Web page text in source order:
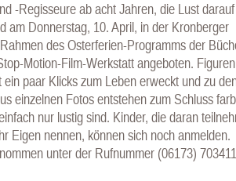
-Regisseure ab acht Jahren, die Lust
am Donnerstag, 10. April, in der Kronberger
des Osterferien-Programms der
Motion-Film-Werkstatt angeboten.
paar Klicks zum Leben erweckt und zu
einzelnen Fotos entstehen zum Schluss
nur lustig sind. Kinder, die daran
Eigen nennen, können sich noch anmelden.
unter der Rufnummer (06173)